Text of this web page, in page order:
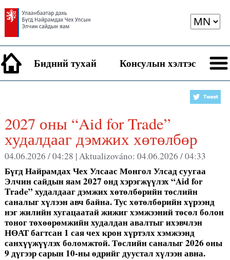
Бидний тухай Консулын хэлтэс
2027 оны “Aid for Trade”
худалдааг дэмжих хөтөлбөр
04.06.2026 / 04:28 |Aktualizováno: 04.06.2026 / 04:33
Бүгд Найрамдах Чех Улсаас Монгол Улсад суугаа
Элчин сайдын яам 2027 онд хэрэгжүүлэх “Aid for
Trade” худалдааг дэмжих хөтөлбөрийн төслийн
саналыг хүлээн авч байна. Тус хөтөлбөрийн хүрээнд
нэг жилийн хугацаатай жижиг хэмжээний төсөл болон
тоног төхөөрөмжийн худалдан авалтыг ихэвчлэн
НӨАТ багтсан 1 сая чех крон хүртэлх хэмжээнд
санхүүжүүлэх боломжтой. Төслийн саналыг 2026 оны
9 дүгээр сарын 10-ны өдрийг дуустал хүлээн авна.